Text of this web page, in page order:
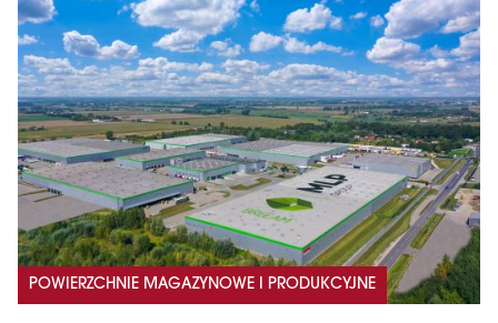
POWIERZCHNIE MAGAZYNOWE I PRODUKCYJNE